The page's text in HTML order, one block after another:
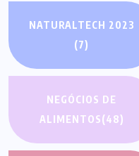
NATURALTECH 2023
(7)
NEGÓCIOS DE
ALIMENTOS(48)